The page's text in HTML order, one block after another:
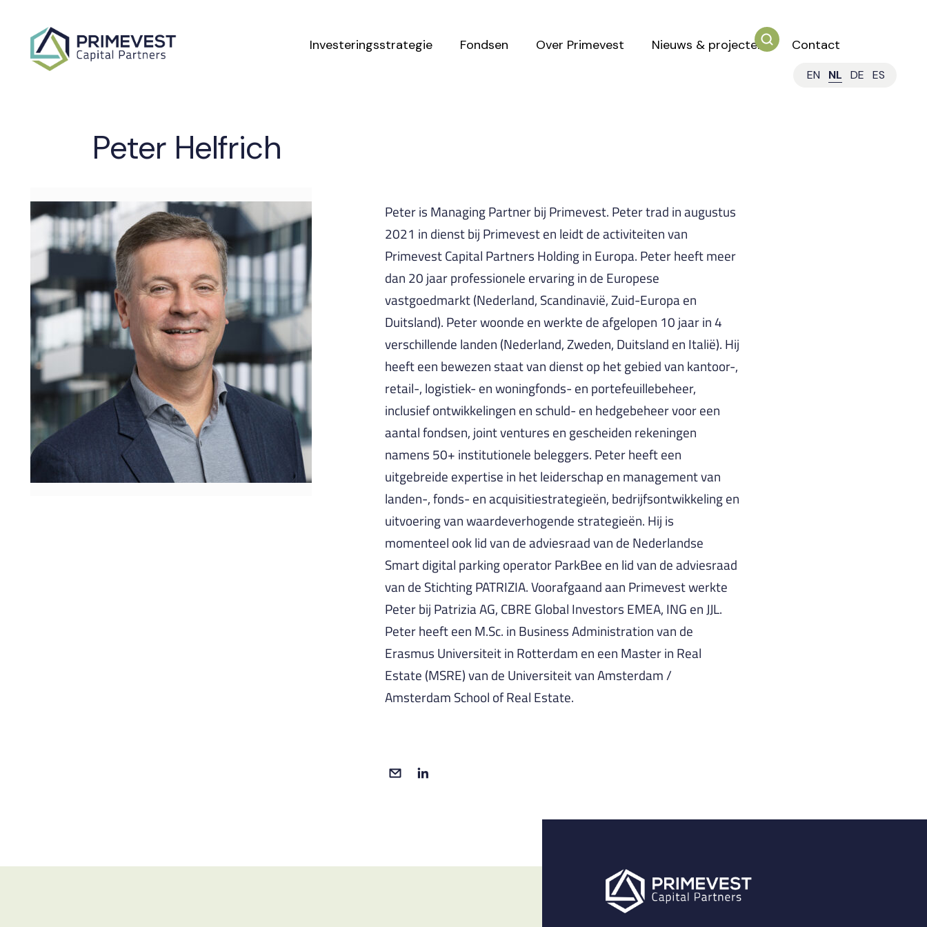
Investeringsstrategie Fondsen Over Primevest Nieuws & projecten Contact
EN NL DE ES
Peter Helfrich
Peter is Managing Partner bij Primevest. Peter trad in augustus
2021 in dienst bij Primevest en leidt de activiteiten van
Primevest Capital Partners Holding in Europa. Peter heeft meer
dan 20 jaar professionele ervaring in de Europese
vastgoedmarkt (Nederland, Scandinavië, Zuid-Europa en
Duitsland). Peter woonde en werkte de afgelopen 10 jaar in 4
verschillende landen (Nederland, Zweden, Duitsland en Italië). Hij
heeft een bewezen staat van dienst op het gebied van kantoor-,
retail-, logistiek- en woningfonds- en portefeuillebeheer,
inclusief ontwikkelingen en schuld- en hedgebeheer voor een
aantal fondsen, joint ventures en gescheiden rekeningen
namens 50+ institutionele beleggers. Peter heeft een
uitgebreide expertise in het leiderschap en management van
landen-, fonds- en acquisitiestrategieën, bedrijfsontwikkeling en
uitvoering van waardeverhogende strategieën. Hij is
momenteel ook lid van de adviesraad van de Nederlandse
Smart digital parking operator ParkBee en lid van de adviesraad
van de Stichting PATRIZIA. Voorafgaand aan Primevest werkte
Peter bij Patrizia AG, CBRE Global Investors EMEA, ING en JJL.
Peter heeft een M.Sc. in Business Administration van de
Erasmus Universiteit in Rotterdam en een Master in Real
Estate (MSRE) van de Universiteit van Amsterdam /
Amsterdam School of Real Estate.